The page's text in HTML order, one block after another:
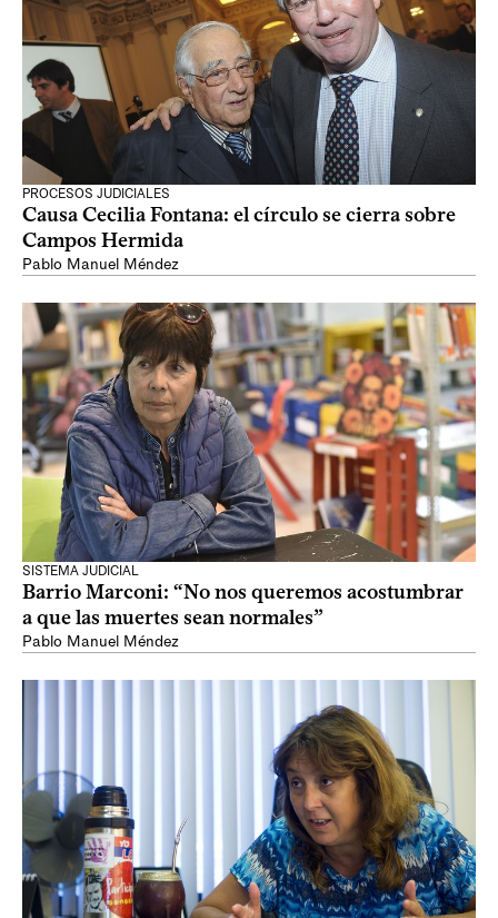
PROCESOS JUDICIALES
Causa Cecilia Fontana: el círculo se cierra sobre
Campos Hermida
Pablo Manuel Méndez
SISTEMA JUDICIAL
Barrio Marconi: “No nos queremos acostumbrar
a que las muertes sean normales”
Pablo Manuel Méndez